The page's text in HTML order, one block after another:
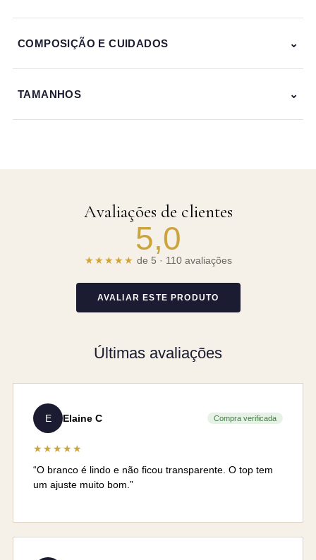
COMPOSIÇÃO E CUIDADOS
TAMANHOS
Avaliações de clientes
5,0
★★★★★ de 5 · 110 avaliações
AVALIAR ESTE PRODUTO
Últimas avaliações
E Elaine C Compra verificada
★★★★★
“O branco é lindo e não ficou transparente. O top tem
um ajuste muito bom.”